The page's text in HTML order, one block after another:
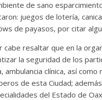
de sano
juegos de lotería,
de payasos, por citar
cabe resaltar que en la
la seguridad de los
ambulancia clínica, así
de esta Ciudad;
del Estado de